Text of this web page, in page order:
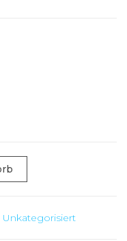
Unkategorisiert